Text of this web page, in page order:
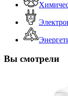
Вы смотрели